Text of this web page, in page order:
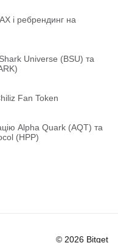
і ребрендинг на
Universe (BSU) та
Fan Token
Alpha Quark (AQT) та
(HPP)
© 2026 Bitget